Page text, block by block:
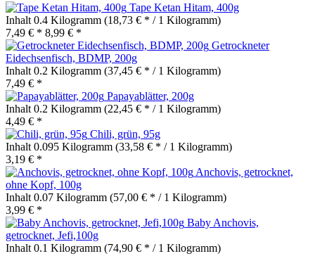
Tape Ketan Hitam, 400g
Inhalt 0.4 Kilogramm (18,73 € * / 1 Kilogramm)
7,49 € * 8,99 € *
Getrockneter
Eidechsenfisch, BDMP, 200g
Inhalt 0.2 Kilogramm (37,45 € * / 1 Kilogramm)
7,49 € *
Papayablätter, 200g
Inhalt 0.2 Kilogramm (22,45 € * / 1 Kilogramm)
4,49 € *
Chili, grün, 95g
Inhalt 0.095 Kilogramm (33,58 € * / 1 Kilogramm)
3,19 € *
Anchovis, getrocknet,
ohne Kopf, 100g
Inhalt 0.07 Kilogramm (57,00 € * / 1 Kilogramm)
3,99 € *
Baby Anchovis,
getrocknet, Jefi,100g
Inhalt 0.1 Kilogramm (74,90 € * / 1 Kilogramm)